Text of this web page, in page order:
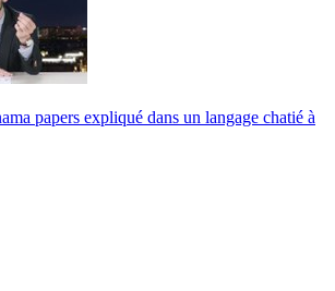
papers expliqué dans un langage chatié à